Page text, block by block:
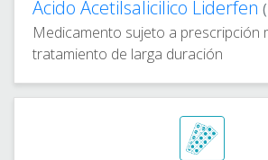
Acido Acetilsalicilico Liderfen
Medicamento sujeto a prescripción
tratamiento de larga duración